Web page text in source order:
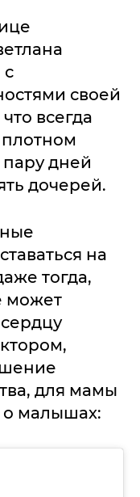
с
своей
всегда
дней
дочерей.
на
тогда,
может
для мамы
о малышах: